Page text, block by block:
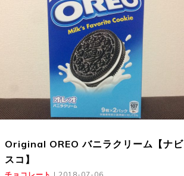
Original OREO バニラクリーム【ナビ
スコ】